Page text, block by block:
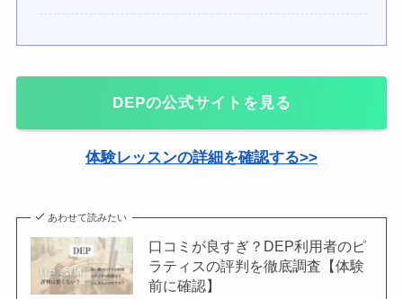
DEPの公式サイトを見る
体験レッスンの詳細を確認する>>
あわせて読みたい
口コミが良すぎ？DEP利用者のピ
ラティスの評判を徹底調査【体験
前に確認】